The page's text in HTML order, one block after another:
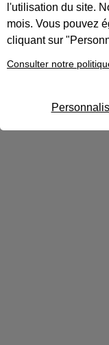
l'utilisation du site.
mois. Vous pouvez
cliquant sur
Consulter notre